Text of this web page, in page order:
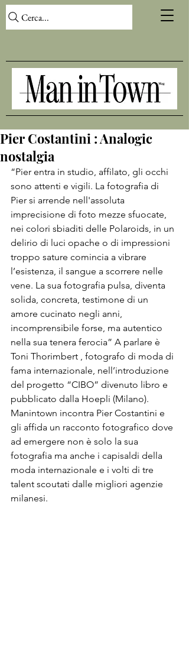
Cerca...
Pier Costantini : Analogic
nostalgia
“Pier entra in studio, affilato, gli occhi
sono attenti e vigili. La fotografia di
Pier si arrende nell'assoluta
imprecisione di foto mezze sfuocate,
nei colori sbiaditi delle Polaroids, in un
delirio di luci opache o di impressioni
troppo sature comincia a vibrare
l’esistenza, il sangue a scorrere nelle
vene. La sua fotografia pulsa, diventa
solida, concreta, testimone di un
amore cucinato negli anni,
incomprensibile forse, ma autentico
nella sua tenera ferocia” A parlare è
Toni Thorimbert , fotografo di moda di
fama internazionale, nell’introduzione
del progetto “CIBO” divenuto libro e
pubblicato dalla Hoepli (Milano).
Manintown incontra Pier Costantini e
gli affida un racconto fotografico dove
ad emergere non è solo la sua
fotografia ma anche i capisaldi della
moda internazionale e i volti di tre
talent scoutati dalle migliori agenzie
milanesi.